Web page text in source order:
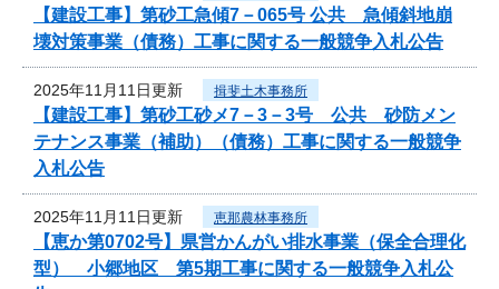
【建設工事】第砂工急傾7－065号 公共 急傾斜地崩
壊対策事業（債務）工事に関する一般競争入札公告
2025年11月11日更新 揖斐土木事務所
【建設工事】第砂工砂メ7－3－3号 公共 砂防メン
テナンス事業（補助）（債務）工事に関する一般競争
入札公告
2025年11月11日更新 恵那農林事務所
【恵か第0702号】県営かんがい排水事業（保全合理化
型） 小郷地区 第5期工事に関する一般競争入札公